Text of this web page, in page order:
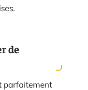
de
parfaitement